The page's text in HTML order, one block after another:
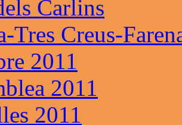
Carlins
Tres Creus-
2011
2011
2011